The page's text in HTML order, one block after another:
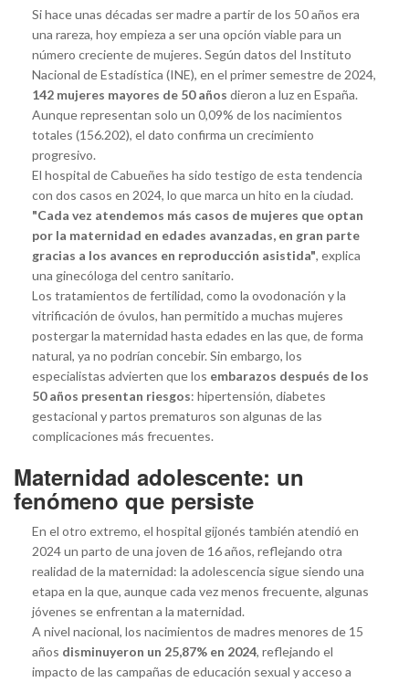
Si hace unas décadas ser madre a partir de los 50 años era
una rareza, hoy empieza a ser una opción viable para un
número creciente de mujeres. Según datos del Instituto
Nacional de Estadística (INE), en el primer semestre de 2024,
142 mujeres mayores de 50 años dieron a luz en España.
Aunque representan solo un 0,09% de los nacimientos
totales (156.202), el dato confirma un crecimiento
progresivo.
El hospital de Cabueñes ha sido testigo de esta tendencia
con dos casos en 2024, lo que marca un hito en la ciudad.
"Cada vez atendemos más casos de mujeres que optan
por la maternidad en edades avanzadas, en gran parte
gracias a los avances en reproducción asistida", explica
una ginecóloga del centro sanitario.
Los tratamientos de fertilidad, como la ovodonación y la
vitrificación de óvulos, han permitido a muchas mujeres
postergar la maternidad hasta edades en las que, de forma
natural, ya no podrían concebir. Sin embargo, los
especialistas advierten que los embarazos después de los
50 años presentan riesgos: hipertensión, diabetes
gestacional y partos prematuros son algunas de las
complicaciones más frecuentes.
Maternidad adolescente: un
fenómeno que persiste
En el otro extremo, el hospital gijonés también atendió en
2024 un parto de una joven de 16 años, reflejando otra
realidad de la maternidad: la adolescencia sigue siendo una
etapa en la que, aunque cada vez menos frecuente, algunas
jóvenes se enfrentan a la maternidad.
A nivel nacional, los nacimientos de madres menores de 15
años disminuyeron un 25,87% en 2024, reflejando el
impacto de las campañas de educación sexual y acceso a